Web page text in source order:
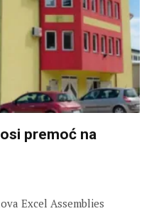
premoć na
Excel Assemblies